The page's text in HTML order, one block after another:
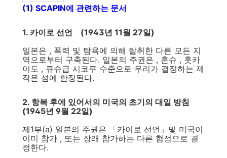
(1) SCAPIN에 관련하는 문서
1. 카이로 선언 (1943년 11월 27일)
일본은 , 폭력 및 탐욕에 의해 탈취한 다른 모든 지
역으로부터 구축된다. 일본의 주권은 , 혼슈 , 홋카
이도 , 큐슈급 시코쿠 수준으로 우리가 결정하는 제
작은 섬에 한정된다.
2. 항복 후에 있어서의 미국의 초기의 대일 방침
(1945년 9월 22일)
제1부(a) 일본의 주권은 「카이로 선언」및 미국이
이미 참가 , 또는 장래 참가하는 다른 협정으로 결
정한다.